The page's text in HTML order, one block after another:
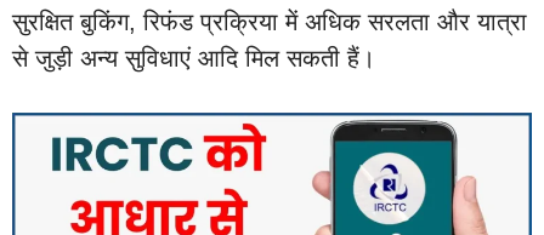
सुरक्षित बुकिंग, रिफंड प्रक्रिया में अधिक सरलता और यात्रा
से जुड़ी अन्य सुविधाएं आदि मिल सकती हैं।